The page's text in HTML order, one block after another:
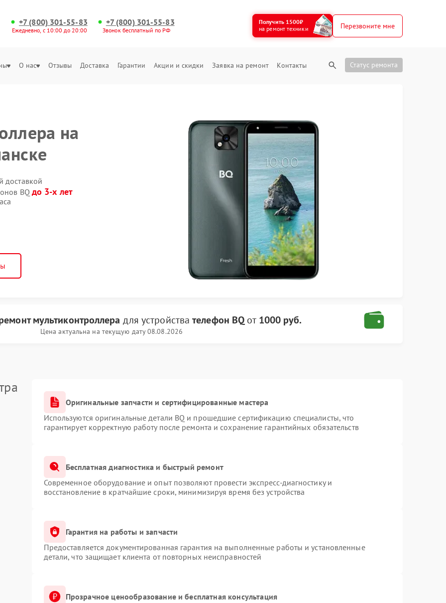
+7 (800) 301-55-83
Ежедневно, с 10:00 до 20:00
+7 (800) 301-55-83
Звонок бесплатный по РФ
Получить 1500₽
на ремонт техники
Перезвоните мне
О нас Отзывы Доставка Гарантии Акции и скидки Заявка на ремонт Контакты Статус ремонта
на
доставкой
BQ до 3-х лет
мультиконтроллера для устройствателефон BQ от 1000 руб.
Цена актуальна на текущую дату 08.08.2026
Оригинальные запчасти и сертифицированные мастера
Используются оригинальные детали BQ и прошедшие сертификацию специалисты, что
гарантирует корректную работу после ремонта и сохранение гарантийных обязательств
Бесплатная диагностика и быстрый ремонт
Современное оборудование и опыт позволяют провести экспресс-диагностику и
восстановление в кратчайшие сроки, минимизируя время без устройства
Гарантия на работы и запчасти
Предоставляется документированная гарантия на выполненные работы и установленные
детали, что защищает клиента от повторных неисправностей
Прозрачное ценообразование и бесплатная консультация